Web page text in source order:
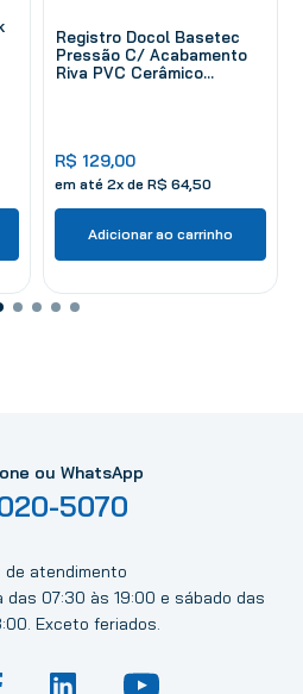
Registro Docol Basetec
Pressão C/ Acabamento
Riva PVC Cerâmico
R$ 129,00
em até 2x de R$ 64,50
Adicionar ao carrinho
ou WhatsApp
5070
de atendimento
07:30 às 19:00 e sábado das
Exceto feriados.